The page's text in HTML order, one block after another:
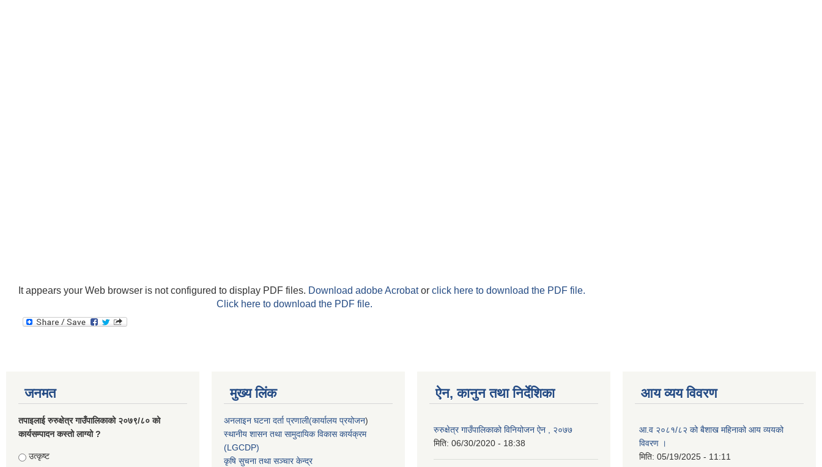
It appears your Web browser is not configured to display PDF files. Download adobe Acrobator click here to download the PDF file.
Click here to download the PDF file.
जनमत
तपाइलाई रुरुक्षेत्र गाउँपालिकाको २०७९/८० को
कार्यसम्पादन कस्तो लाग्यो ?
Choices
उत्कृष्ट
मुख्य लिंक
अनलाइन घटना दर्ता प्रणाली(कार्यालय प्रयोजन)
स्थानीय शासन तथा सामुदायिक विकास कार्यक्रम
(LGCDP)
कृषि सुचना तथा सञ्चार केन्द्र
ऐन, कानुन तथा निर्देशिका
रुरुक्षेत्र गाउँपालिकाको विनियोजन ऐन , २०७७
मिति: 06/30/2020 - 18:38
आय व्यय विवरण
आ.व २०८१/८२ को बैशाख महिनाको आय व्ययको
विवरण ।
मिति: 05/19/2025 - 11:11